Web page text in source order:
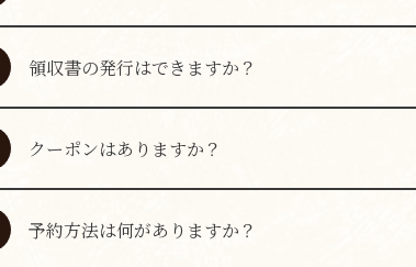
はい、インボイス制度に対応しております。
領収書の発行はできますか？
はい、領収書の発行が可能です。
クーポンはありますか？
各グルメサイトや媒体にてクーポンを掲載して
予約方法は何がありますか？